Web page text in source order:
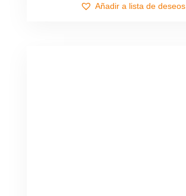
Añadir a lista de deseos